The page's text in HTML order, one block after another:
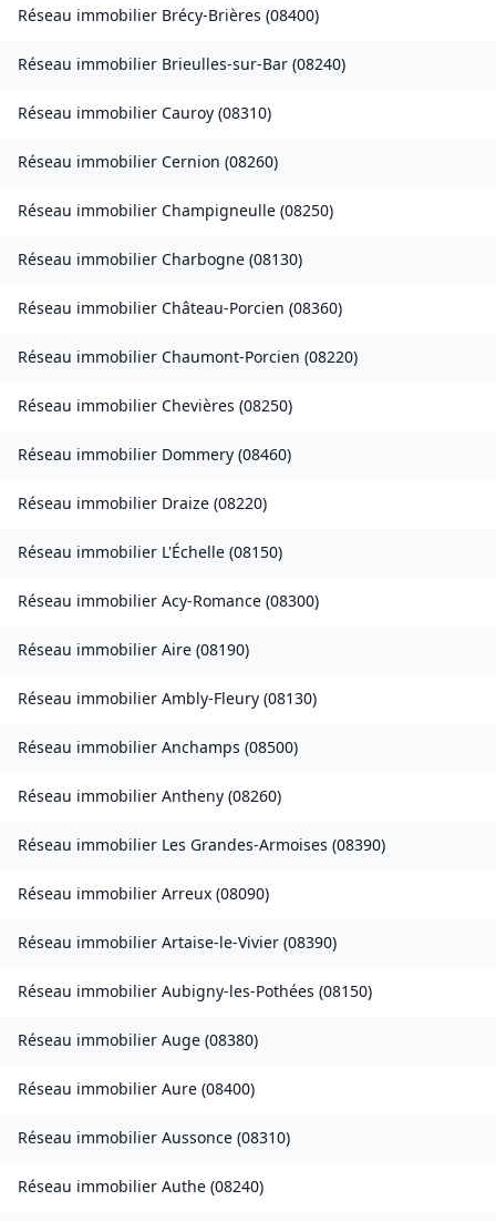
Réseau immobilier Brécy-Brières (08400)
Réseau immobilier Brieulles-sur-Bar (08240)
Réseau immobilier Cauroy (08310)
Réseau immobilier Cernion (08260)
Réseau immobilier Champigneulle (08250)
Réseau immobilier Charbogne (08130)
Réseau immobilier Château-Porcien (08360)
Réseau immobilier Chaumont-Porcien (08220)
Réseau immobilier Chevières (08250)
Réseau immobilier Dommery (08460)
Réseau immobilier Draize (08220)
Réseau immobilier L'Échelle (08150)
Réseau immobilier Acy-Romance (08300)
Réseau immobilier Aire (08190)
Réseau immobilier Ambly-Fleury (08130)
Réseau immobilier Anchamps (08500)
Réseau immobilier Antheny (08260)
Réseau immobilier Les Grandes-Armoises (08390)
Réseau immobilier Arreux (08090)
Réseau immobilier Artaise-le-Vivier (08390)
Réseau immobilier Aubigny-les-Pothées (08150)
Réseau immobilier Auge (08380)
Réseau immobilier Aure (08400)
Réseau immobilier Aussonce (08310)
Réseau immobilier Authe (08240)